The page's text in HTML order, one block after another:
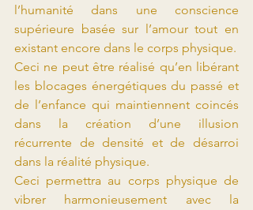
l’humanité dans une conscience
supérieure basée sur l’amour tout en
existant encore dans le corps physique.
Ceci ne peut être réalisé qu’en libérant
les blocages énergétiques du passé et
de l’enfance qui maintiennent coincés
dans la création d’une illusion
récurrente de densité et de désarroi
dans la réalité physique.
Ceci permettra au corps physique de
vibrer harmonieusement avec la